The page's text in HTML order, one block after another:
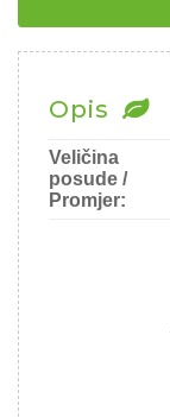
Chili
Opis
Veličina
posude /
Promjer: